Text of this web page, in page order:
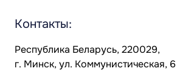
Контакты:
Республика Беларусь, 220029,
г. Минск, ул. Коммунистическая, 6